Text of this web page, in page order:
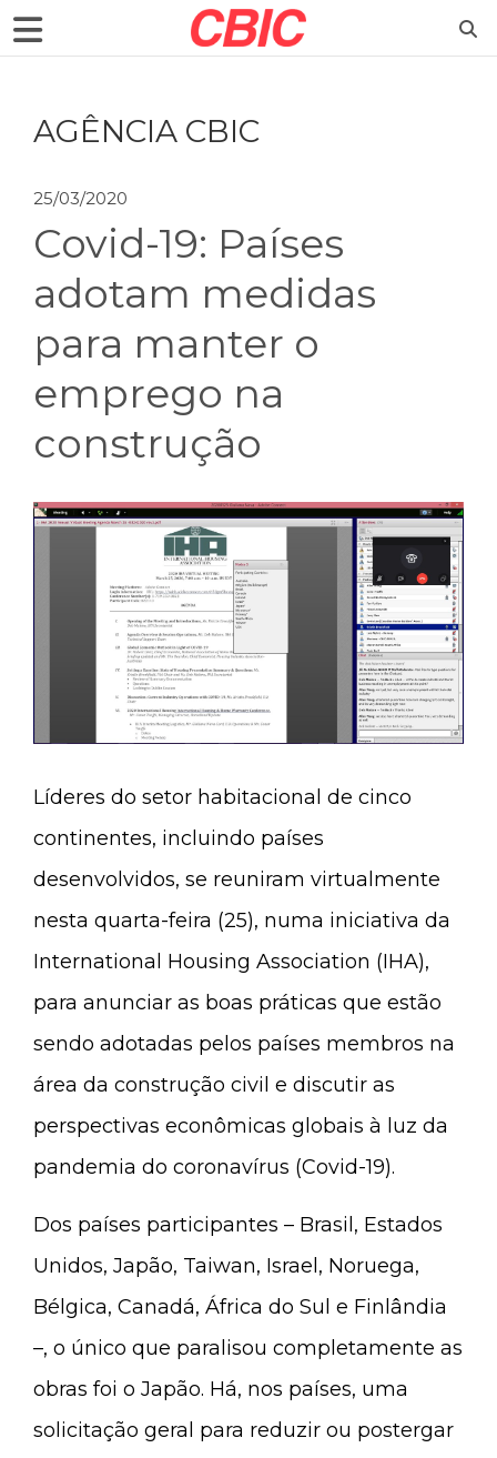
AGÊNCIA CBIC
25/03/2020
Covid-19: Países
adotam medidas
para manter o
emprego na
construção
Líderes do setor habitacional de cinco
continentes, incluindo países
desenvolvidos, se reuniram virtualmente
nesta quarta-feira (25), numa iniciativa da
International Housing Association (IHA),
para anunciar as boas práticas que estão
sendo adotadas pelos países membros na
área da construção civil e discutir as
perspectivas econômicas globais à luz da
pandemia do coronavírus (Covid-19).
Dos países participantes – Brasil, Estados
Unidos, Japão, Taiwan, Israel, Noruega,
Bélgica, Canadá, África do Sul e Finlândia
–, o único que paralisou completamente as
obras foi o Japão. Há, nos países, uma
solicitação geral para reduzir ou postergar